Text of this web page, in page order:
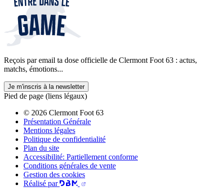
Reçois par email ta dose officielle de Clermont Foot 63 : actus,
matchs, émotions...
Je m'inscris à la newsletter
Pied de page (liens légaux)
© 2026 Clermont Foot 63
Présentation Générale
Mentions légales
Politique de confidentialité
Plan du site
Accessibilité: Partiellement conforme
Conditions générales de vente
Gestion des cookies
Réalisé par